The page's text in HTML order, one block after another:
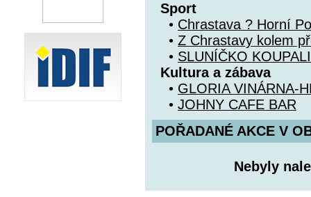
Sport
• Chrastava ? Horní
• Z Chrastavy kolem
• SLUNÍČKO
Kultura a zábava
• GLORIA VINÁRNA-
• JOHNY CAFE BAR
POŘADANÉ AKCE V
Nebyly